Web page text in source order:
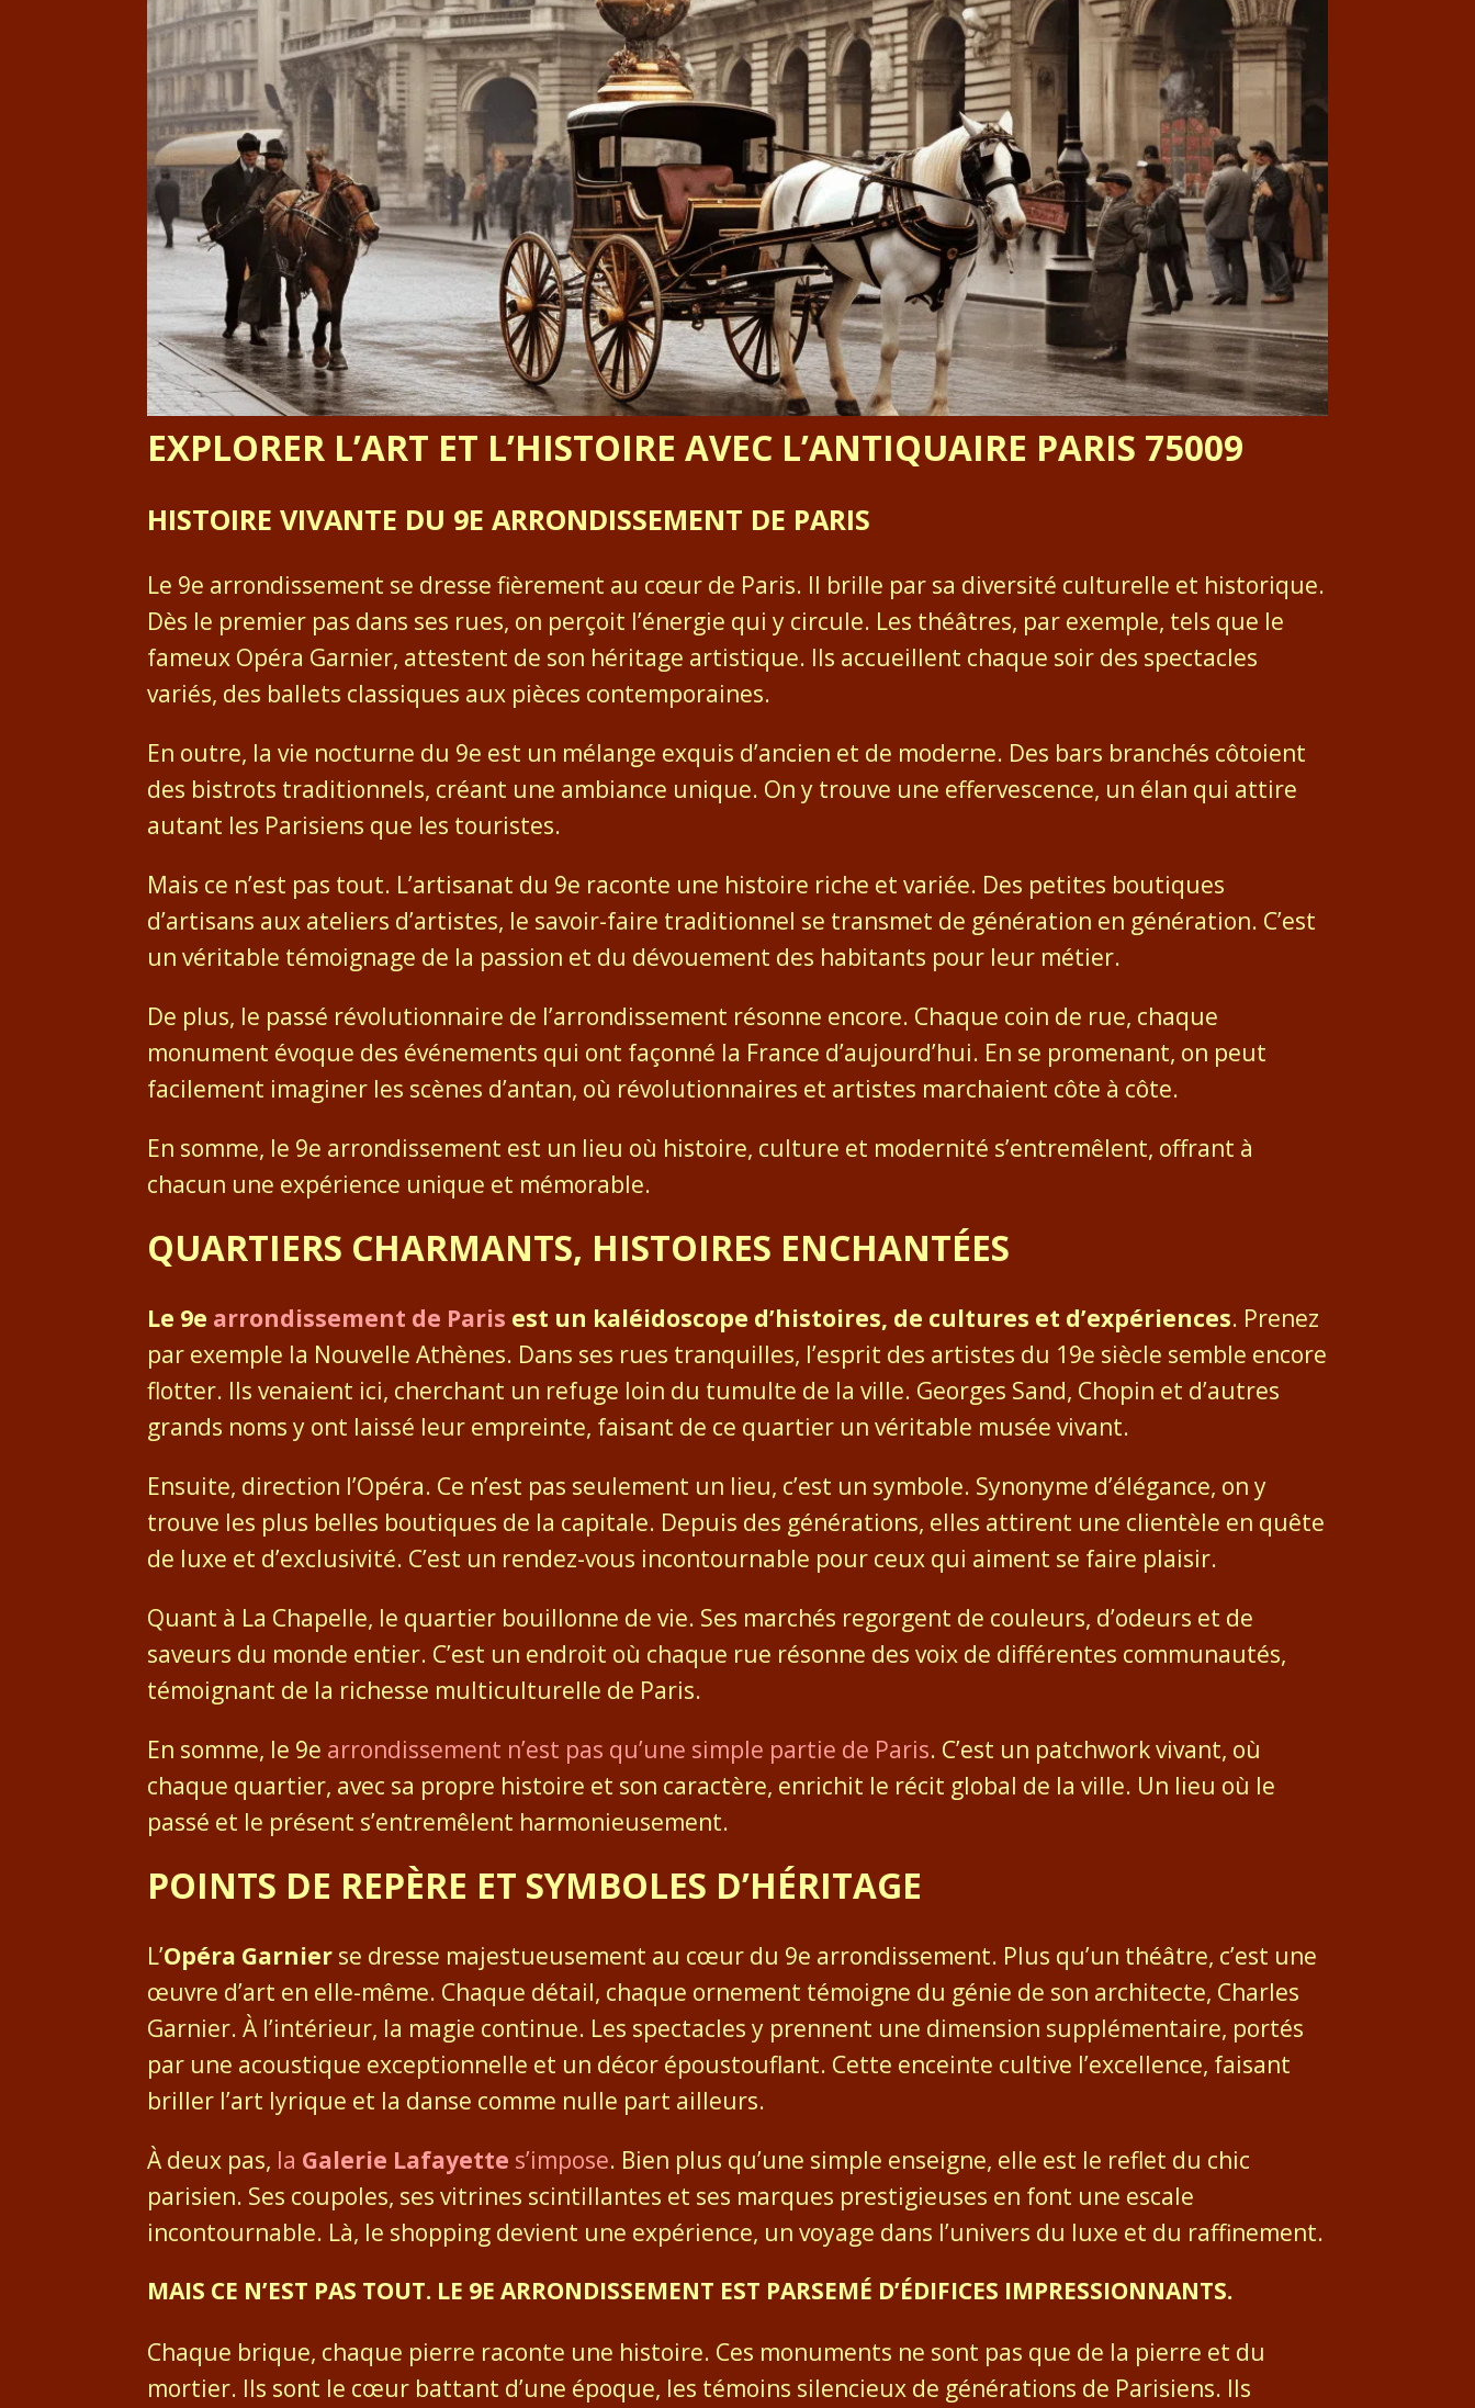
EXPLORER L’ART ET L’HISTOIRE AVEC L’ANTIQUAIRE PARIS 75009
HISTOIRE VIVANTE DU 9E ARRONDISSEMENT DE PARIS
Le 9e arrondissement se dresse fièrement au cœur de Paris. Il brille par sa diversité culturelle et historique.
Dès le premier pas dans ses rues, on perçoit l’énergie qui y circule. Les théâtres, par exemple, tels que le
fameux Opéra Garnier, attestent de son héritage artistique. Ils accueillent chaque soir des spectacles
variés, des ballets classiques aux pièces contemporaines.
En outre, la vie nocturne du 9e est un mélange exquis d’ancien et de moderne. Des bars branchés côtoient
des bistrots traditionnels, créant une ambiance unique. On y trouve une effervescence, un élan qui attire
autant les Parisiens que les touristes.
Mais ce n’est pas tout. L’artisanat du 9e raconte une histoire riche et variée. Des petites boutiques
d’artisans aux ateliers d’artistes, le savoir-faire traditionnel se transmet de génération en génération. C’est
un véritable témoignage de la passion et du dévouement des habitants pour leur métier.
De plus, le passé révolutionnaire de l’arrondissement résonne encore. Chaque coin de rue, chaque
monument évoque des événements qui ont façonné la France d’aujourd’hui. En se promenant, on peut
facilement imaginer les scènes d’antan, où révolutionnaires et artistes marchaient côte à côte.
En somme, le 9e arrondissement est un lieu où histoire, culture et modernité s’entremêlent, offrant à
chacun une expérience unique et mémorable.
QUARTIERS CHARMANTS, HISTOIRES ENCHANTÉES
Le 9e arrondissement de Paris est un kaléidoscope d’histoires, de cultures et d’expériences. Prenez
par exemple la Nouvelle Athènes. Dans ses rues tranquilles, l’esprit des artistes du 19e siècle semble encore
flotter. Ils venaient ici, cherchant un refuge loin du tumulte de la ville. Georges Sand, Chopin et d’autres
grands noms y ont laissé leur empreinte, faisant de ce quartier un véritable musée vivant.
Ensuite, direction l’Opéra. Ce n’est pas seulement un lieu, c’est un symbole. Synonyme d’élégance, on y
trouve les plus belles boutiques de la capitale. Depuis des générations, elles attirent une clientèle en quête
de luxe et d’exclusivité. C’est un rendez-vous incontournable pour ceux qui aiment se faire plaisir.
Quant à La Chapelle, le quartier bouillonne de vie. Ses marchés regorgent de couleurs, d’odeurs et de
saveurs du monde entier. C’est un endroit où chaque rue résonne des voix de différentes communautés,
témoignant de la richesse multiculturelle de Paris.
En somme, le 9e arrondissement n’est pas qu’une simple partie de Paris. C’est un patchwork vivant, où
chaque quartier, avec sa propre histoire et son caractère, enrichit le récit global de la ville. Un lieu où le
passé et le présent s’entremêlent harmonieusement.
POINTS DE REPÈRE ET SYMBOLES D’HÉRITAGE
L’Opéra Garnier se dresse majestueusement au cœur du 9e arrondissement. Plus qu’un théâtre, c’est une
œuvre d’art en elle-même. Chaque détail, chaque ornement témoigne du génie de son architecte, Charles
Garnier. À l’intérieur, la magie continue. Les spectacles y prennent une dimension supplémentaire, portés
par une acoustique exceptionnelle et un décor époustouflant. Cette enceinte cultive l’excellence, faisant
briller l’art lyrique et la danse comme nulle part ailleurs.
À deux pas, la Galerie Lafayette s’impose. Bien plus qu’une simple enseigne, elle est le reflet du chic
parisien. Ses coupoles, ses vitrines scintillantes et ses marques prestigieuses en font une escale
incontournable. Là, le shopping devient une expérience, un voyage dans l’univers du luxe et du raffinement.
MAIS CE N’EST PAS TOUT. LE 9E ARRONDISSEMENT EST PARSEMÉ D’ÉDIFICES IMPRESSIONNANTS.
Chaque brique, chaque pierre raconte une histoire. Ces monuments ne sont pas que de la pierre et du
mortier. Ils sont le cœur battant d’une époque, les témoins silencieux de générations de Parisiens. Ils